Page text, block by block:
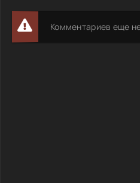
Комментариев еще